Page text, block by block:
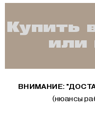
Купить
или
ВНИМАНИЕ:
(нюансы